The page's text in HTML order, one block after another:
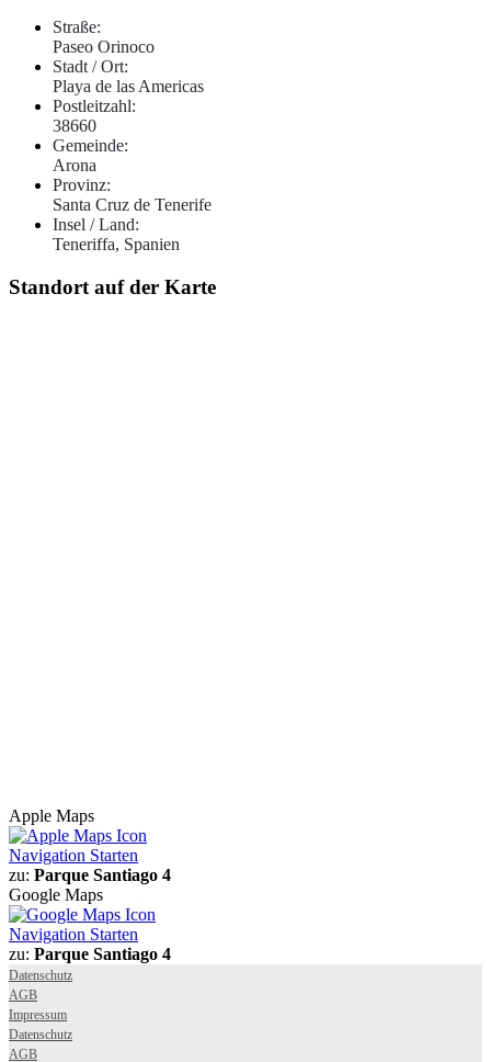
Straße:
Paseo Orinoco
Stadt / Ort:
Playa de las Americas
Postleitzahl:
38660
Gemeinde:
Arona
Provinz:
Santa Cruz de Tenerife
Insel / Land:
Teneriffa, Spanien
Standort auf der Karte
Apple Maps
Navigation Starten
zu: Parque Santiago 4
Google Maps
Navigation Starten
zu: Parque Santiago 4
Datenschutz
AGB
Impressum
Datenschutz
AGB